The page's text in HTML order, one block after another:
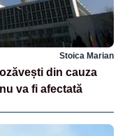
Stoica Marian
din cauza
va fi afectată